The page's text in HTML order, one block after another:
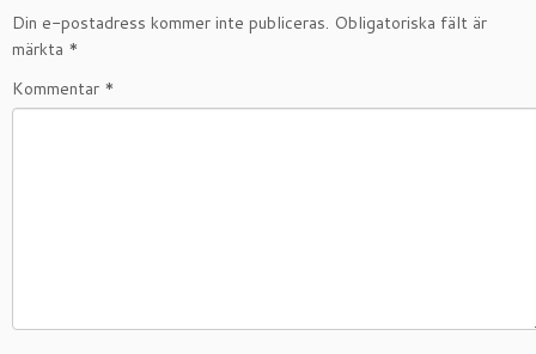
Din e-postadress kommer inte publiceras. Obligatoriska fält är
märkta *
Kommentar *